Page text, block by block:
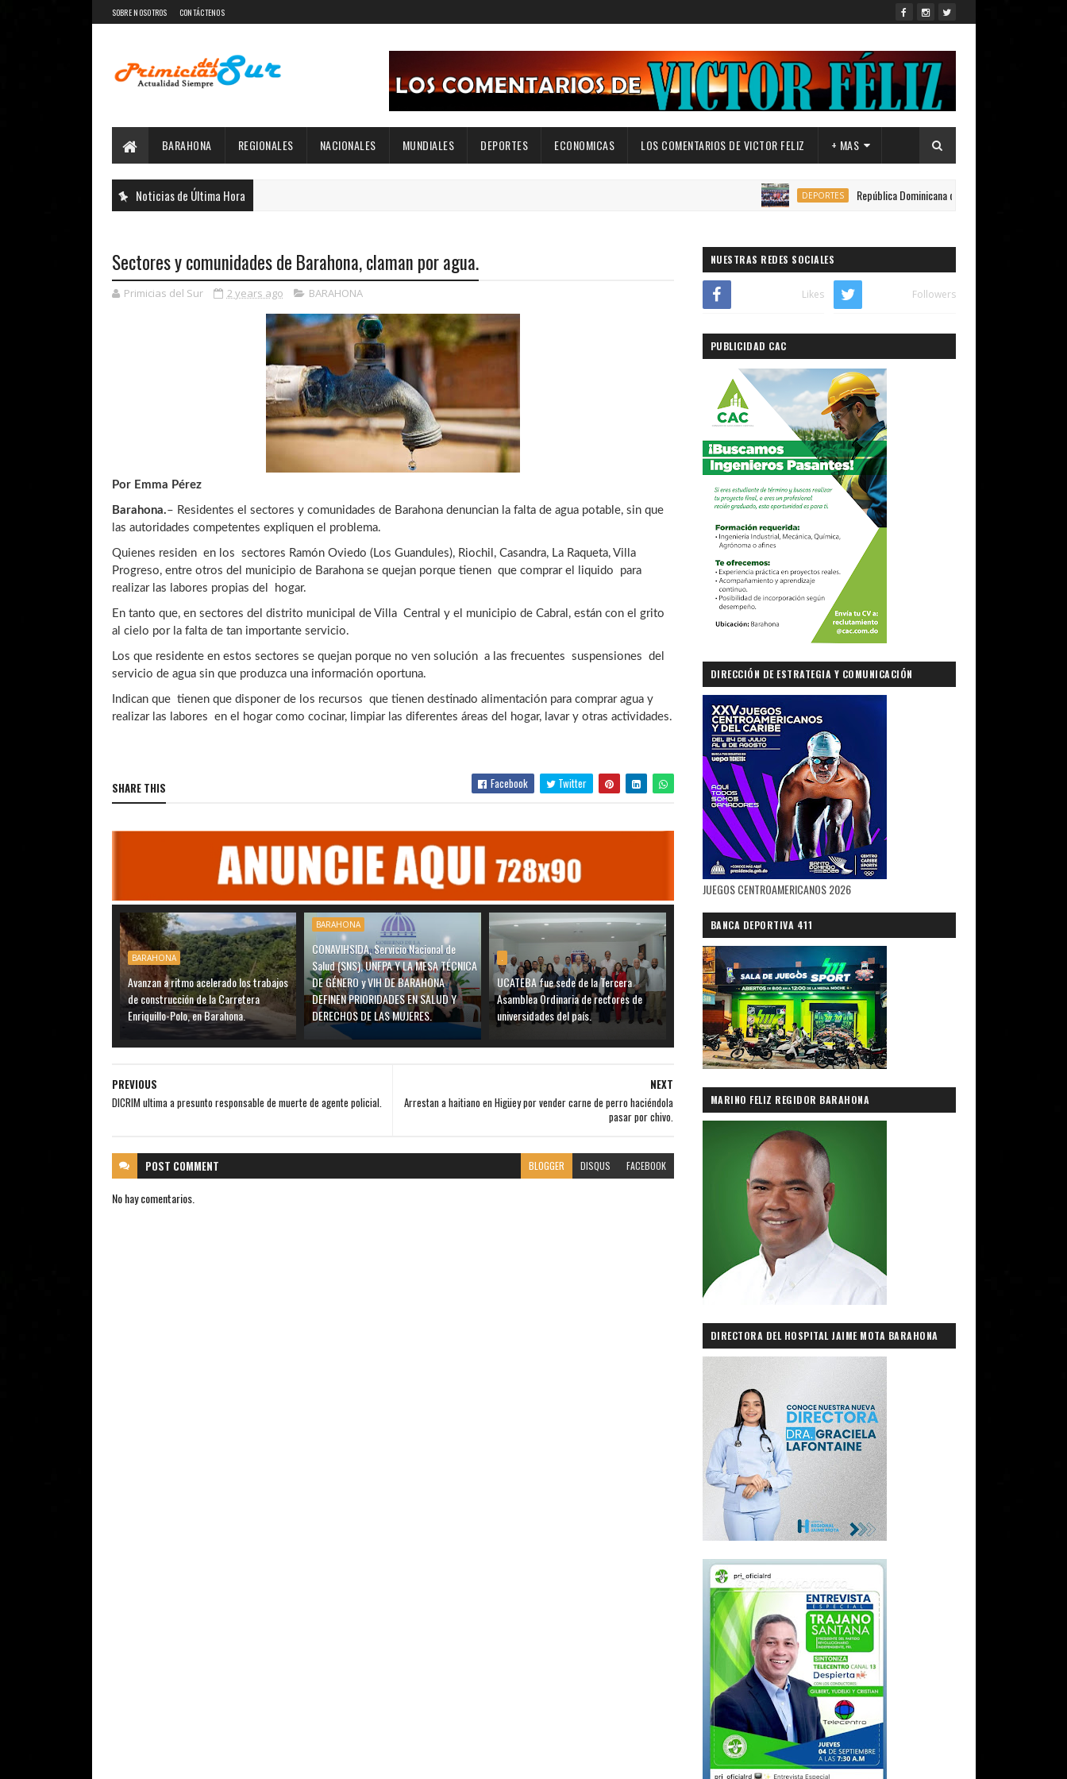
SOBRE NOSOTROS CONTÁCTENOS
BARAHONA REGIONALES NACIONALES MUNDIALES DEPORTES ECONOMICAS LOS COMENTARIOS DE VICTOR FELIZ + MAS
Noticias de Última Hora DEPORTES República Dominicana conquista 150 medallas en los Juegos
Sectores y comunidades de Barahona, claman por agua.
Primicias del Sur 2 years ago BARAHONA
Por Emma Pérez
Barahona.– Residentes el sectores y comunidades de Barahona denuncian la falta de agua potable, sin que
las autoridades competentes expliquen el problema.
Quienes residen en los sectores Ramón Oviedo (Los Guandules), Riochil, Casandra, La Raqueta, Villa
Progreso, entre otros del municipio de Barahona se quejan porque tienen que comprar el liquido para
realizar las labores propias del hogar.
En tanto que, en sectores del distrito municipal de Villa Central y el municipio de Cabral, están con el grito
al cielo por la falta de tan importante servicio.
Los que residente en estos sectores se quejan porque no ven solución a las frecuentes suspensiones del
servicio de agua sin que produzca una información oportuna.
Indican que tienen que disponer de los recursos que tienen destinado alimentación para comprar agua y
realizar las labores en el hogar como cocinar, limpiar las diferentes áreas del hogar, lavar y otras actividades.
SHARE THIS Facebook Twitter
BARAHONA
Avanzan a ritmo acelerado los trabajos
de construcción de la Carretera
Enriquillo-Polo, en Barahona.
BARAHONA
CONAVIHSIDA, Servicio Nacional de
Salud (SNS), UNFPA Y LA MESA TÉCNICA
DE GÉNERO y VIH DE BARAHONA
DEFINEN PRIORIDADES EN SALUD Y
DERECHOS DE LAS MUJERES.
.
UCATEBA fue sede de la Tercera
Asamblea Ordinaria de rectores de
universidades del país.
NEXT
Arrestan a haitiano en Higüey por vender carne de perro haciéndola
pasar por chivo.
PREVIOUS
DICRIM ultima a presunto responsable de muerte de agente policial.
POST COMMENT BLOGGER DISQUS FACEBOOK
No hay comentarios.
NUESTRAS REDES SOCIALES
Likes Followers
PUBLICIDAD CAC
DIRECCIÓN DE ESTRATEGIA Y COMUNICACIÓN
GUBERNAMENTAL
JUEGOS CENTROAMERICANOS 2026
BANCA DEPORTIVA 411
MARINO FELIZ REGIDOR BARAHONA
DIRECTORA DEL HOSPITAL JAIME MOTA BARAHONA